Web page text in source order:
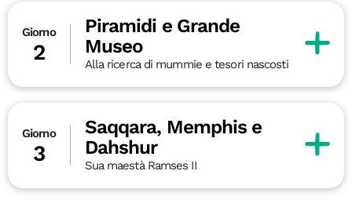
Giorno
2
Piramidi e Grande
Museo
Alla ricerca di mummie e tesori nascosti
Giorno
3
Saqqara, Memphis e
Dahshur
Sua maestà Ramses II